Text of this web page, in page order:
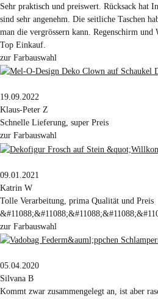
Sehr praktisch und preiswert. Rücksack hat
sind sehr angenehm. Die seitliche Taschen
man die vergrössern kann. Regenschirm und
Top Einkauf.
zur Farbauswahl
19.09.2022
Klaus-Peter Z
Schnelle Lieferung, super Preis
zur Farbauswahl
09.01.2021
Katrin W
Tolle Verarbeitung, prima Qualität und Preis
zur Farbauswahl
05.04.2020
Silvana B
Kommt zwar zusammengelegt an, ist aber